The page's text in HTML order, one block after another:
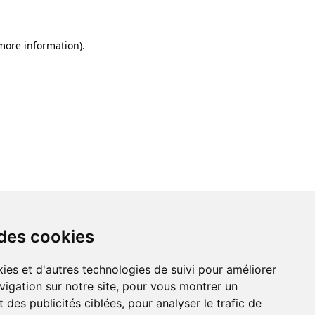
cookies
et d'autres technologies de suivi pour améliorer
sur notre site, pour vous montrer un
des publicités ciblées, pour analyser le trafic de
information).